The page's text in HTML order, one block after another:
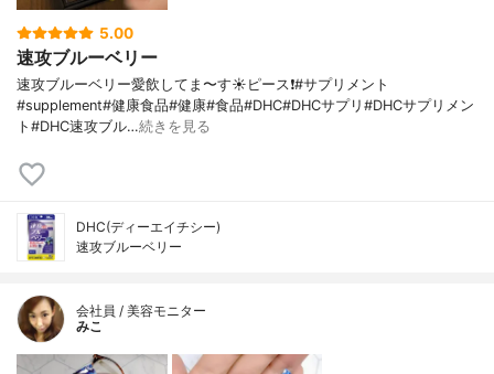
5.00
速攻ブルーベリー
速攻ブルーベリー愛飲してま〜す☀️ピース❗️#サプリメント
#supplement#健康食品#健康#食品#DHC#DHCサプリ#DHCサプリメン
ト#DHC速攻ブル…続きを見る
DHC(ディーエイチシー)
速攻ブルーベリー
会社員 / 美容モニター
みこ